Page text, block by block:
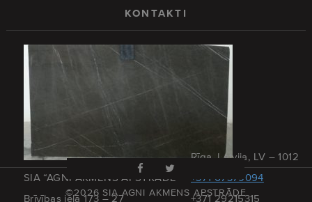
KONTAKTI
SIA “AGNI AKMENS APSTRĀDE”
Brīvības iela 173 – 27
Rīga, Latvija, LV – 1012
+371 67379094
+371 29215315
©2026 SIA AGNI AKMENS APSTRĀDE